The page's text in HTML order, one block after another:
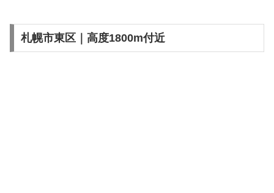
札幌市東区｜高度1800m付近